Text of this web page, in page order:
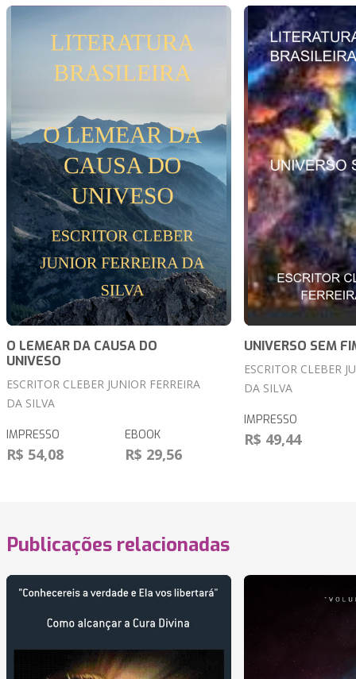
O LEMEAR DA CAUSA DO
UNIVESO
ESCRITOR CLEBER JUNIOR FERREIRA
DA SILVA
IMPRESSO
R$ 54,08
EBOOK
R$ 29,56
UNIVERSO SEM
ESCRITOR CLEBER
DA SILVA
IMPRESSO
R$ 49,44
Publicações relacionadas